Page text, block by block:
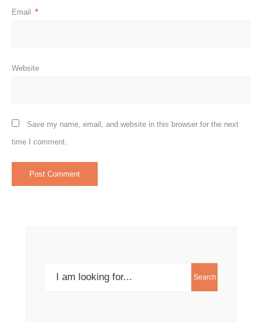
Email *
Website
Save my name, email, and website in this browser for the next
time I comment.
Search